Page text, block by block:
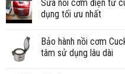
Sửa nồi cơm điện tử
dụng tối ưu nhất
Bảo hành nồi cơm
tâm sử dụng lâu dài